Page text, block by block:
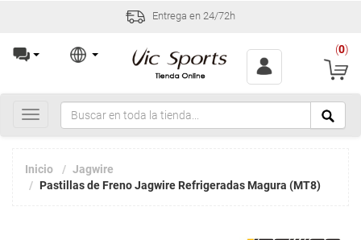
Entrega en 24/72h
(0)
Toggle
navigation
Inicio
Jagwire
Pastillas de Freno Jagwire Refrigeradas Magura (MT8)